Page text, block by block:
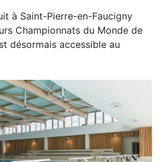
à Saint-Pierre-en-Faucigny
Championnats du Monde de
désormais accessible au